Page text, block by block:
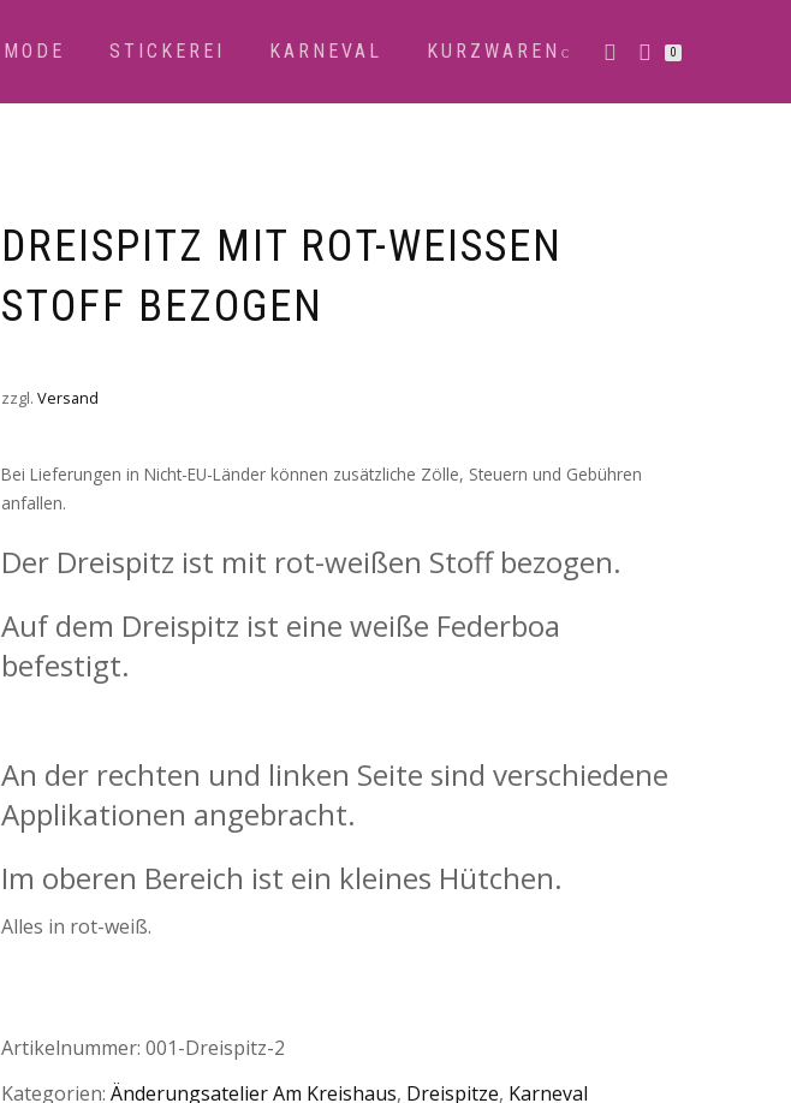
MODE STICKEREI KARNEVAL KURZWAREN 0
DREISPITZ MIT ROT-WEISSEN S
TOFF BEZOGEN
zzgl. Versand
Bei Lieferungen in Nicht-EU-Länder können zusätzliche Zölle, Steuern und Gebühren
anfallen.
Der Dreispitz ist mit rot-weißen Stoff bezogen.
Auf dem Dreispitz ist eine weiße Federboa
befestigt.
An der rechten und linken Seite sind verschiedene
Applikationen angebracht.
Im oberen Bereich ist ein kleines Hütchen.
Alles in rot-weiß.
Artikelnummer: 001-Dreispitz-2
Kategorien: Änderungsatelier Am Kreishaus, Dreispitze, Karneval